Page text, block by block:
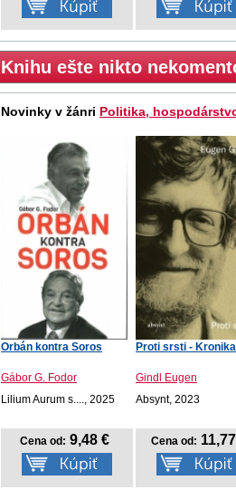
Knihu ešte nikto
Novinky v žánri Politika,
Orbán kontra Soros
Gábor G. Fodor
Lilium Aurum s...., 2025
Cena od: 9,48 €
Proti srsti - Kronika
Gindl Eugen
Absynt, 2023
Cena od: